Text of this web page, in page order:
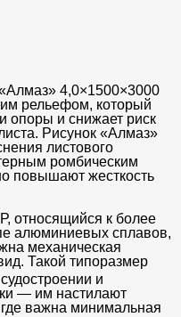
4,0×1500×3000
рельефом, который
опоры и снижает риск
Рисунок «Алмаз»
листового
ромбическим
повышают жесткость
относящийся к более
алюминиевых сплавов,
механическая
Такой типоразмер
и
— им настилают
важна минимальная